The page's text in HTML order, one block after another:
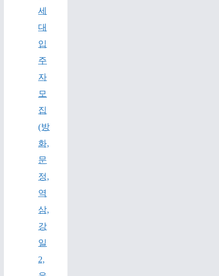
세
대
입
주
자
모
집
(방
화,
문
정,
역
삼,
강
일
2,